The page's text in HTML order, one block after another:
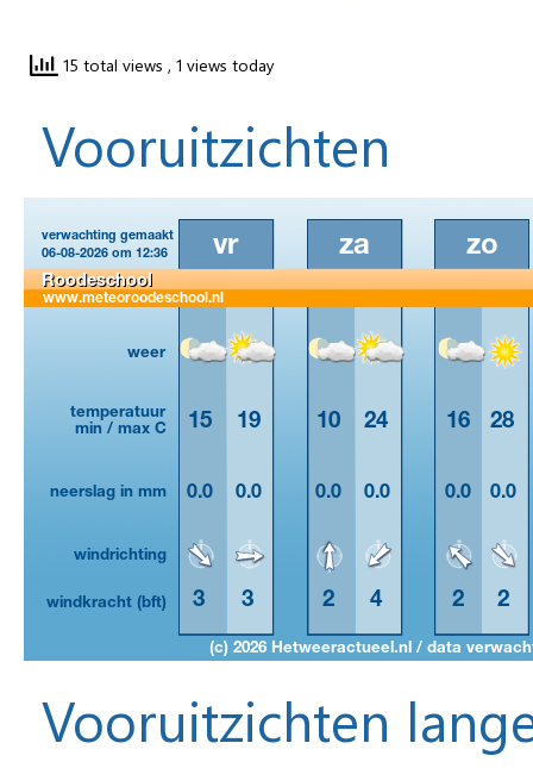
15 total views , 1 views today
Vooruitzichten
Vooruitzichten